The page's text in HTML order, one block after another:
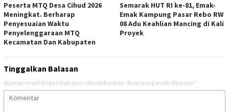
Peserta MTQ Desa Cihud 2026
Meningkat. Berharap
Penyesuaian Waktu
Penyelenggaraan MTQ
Kecamatan Dan Kabupaten ‎
Semarak HUT RI ke-81, Emak-
Emak Kampung Pasar Rebo RW
08 Adu Keahlian Mancing di Kali
Proyek ‎
Tinggalkan Balasan
Alamat email Anda tidak akan dipublikasikan. Ruas yang wajib ditandai *